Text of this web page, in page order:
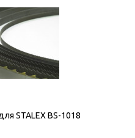
STALEX BS-1018